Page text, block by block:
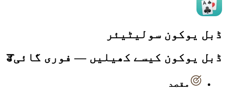
ڈبل یوکون سولیٹیئر
ڈبل یوکون کیسے کھیلیں — فوری گائیਡ
مقصد